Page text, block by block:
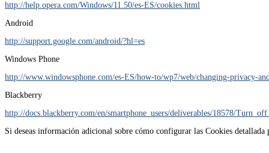
http://help.opera.com/Windows/11.50/es-ES/cookies.html
Android
http://support.google.com/android/?hl=es
Windows Phone
http://www.windowsphone.com/es-ES/how-to/wp7/web/changing-privacy-
Blackberry
http://docs.blackberry.com/en/smartphone_users/deliverables/18578/
Si deseas información adicional sobre cómo configurar las Cookies